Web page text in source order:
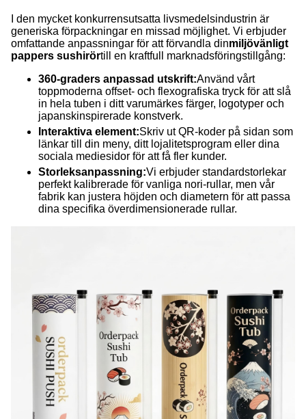
I den mycket konkurrensutsatta livsmedelsindustrin är
generiska förpackningar en missad möjlighet. Vi erbjuder
omfattande anpassningar för att förvandla dinmiljövänligt
pappers sushirörtill en kraftfull marknadsföringstillgång:
360-graders anpassad utskrift:Använd vårt
toppmoderna offset- och flexografiska tryck för att slå
in hela tuben i ditt varumärkes färger, logotyper och
japanskinspirerade konstverk.
Interaktiva element:Skriv ut QR-koder på sidan som
länkar till din meny, ditt lojalitetsprogram eller dina
sociala mediesidor för att få fler kunder.
Storleksanpassning:Vi erbjuder standardstorlekar
perfekt kalibrerade för vanliga nori-rullar, men vår
fabrik kan justera höjden och diametern för att passa
dina specifika överdimensionerade rullar.